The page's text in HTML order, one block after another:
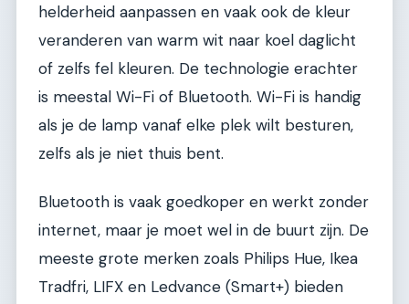
helderheid aanpassen en vaak ook de kleur
veranderen van warm wit naar koel daglicht
of zelfs fel kleuren. De technologie erachter
is meestal Wi-Fi of Bluetooth. Wi-Fi is handig
als je de lamp vanaf elke plek wilt besturen,
zelfs als je niet thuis bent.
Bluetooth is vaak goedkoper en werkt zonder
internet, maar je moet wel in de buurt zijn. De
meeste grote merken zoals Philips Hue, Ikea
Tradfri, LIFX en Ledvance (Smart+) bieden